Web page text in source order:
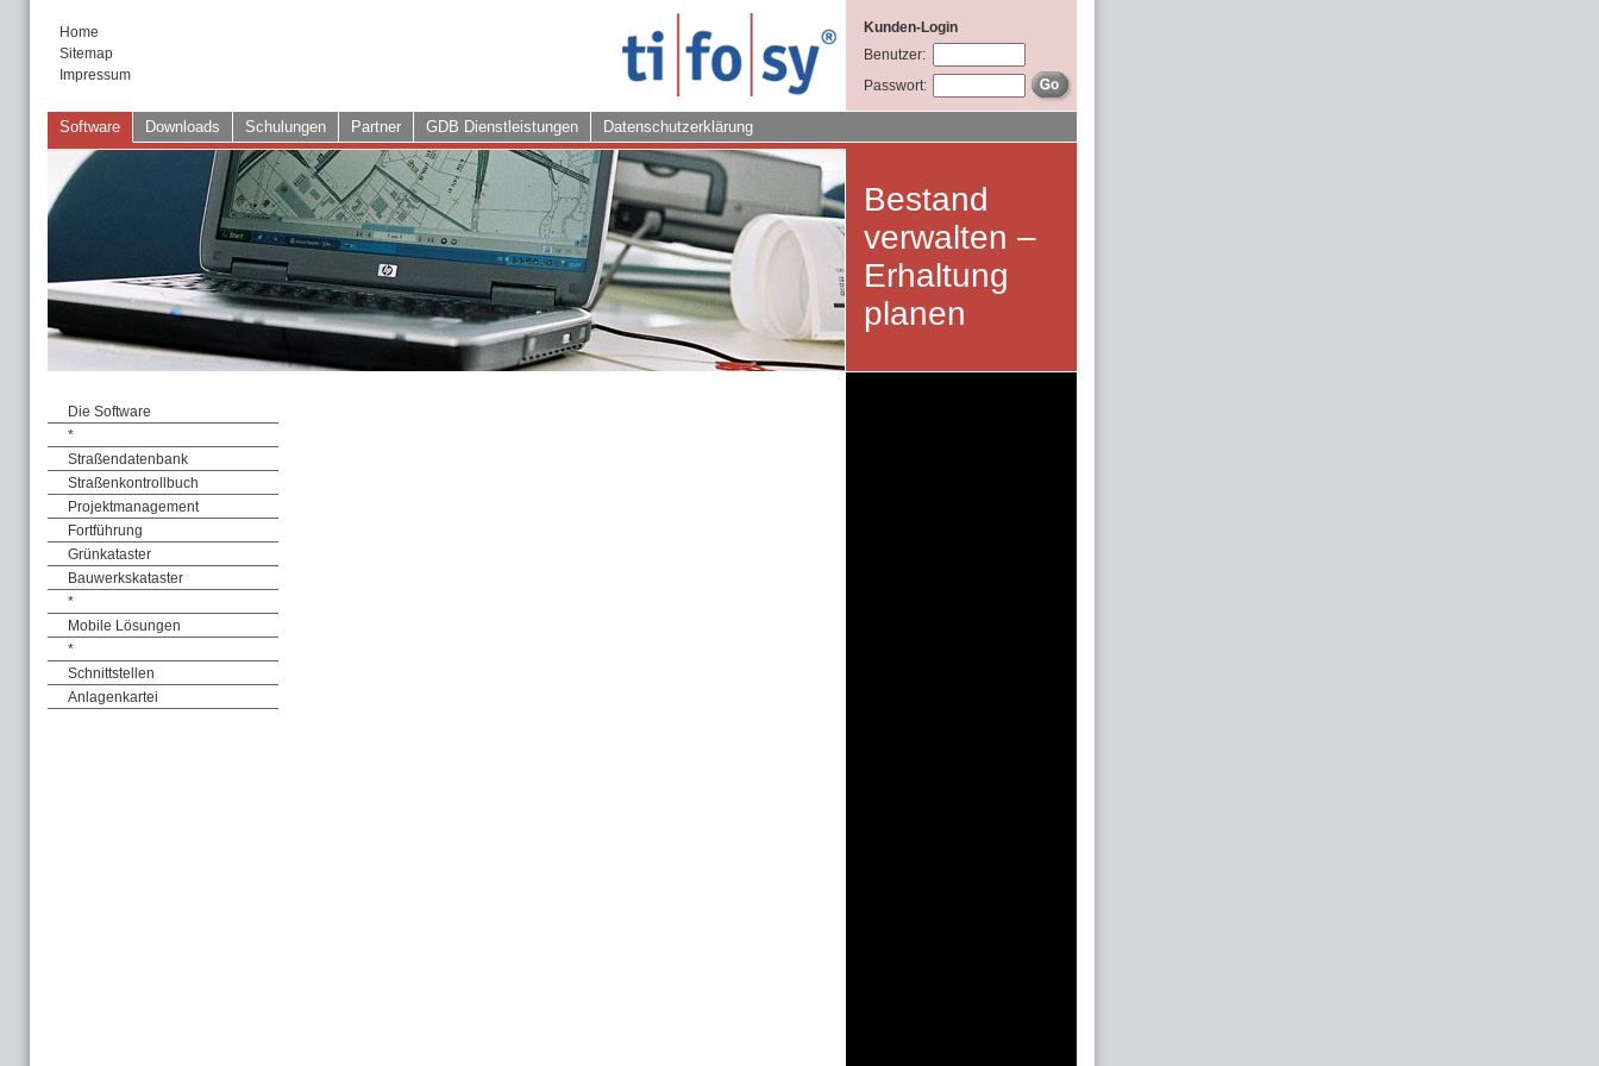
Home
Sitemap
Impressum
Kunden-Login
Benutzer:
Passwort:
Software Downloads Schulungen Partner GDB Dienstleistungen Datenschutzerklärung
Bestand
verwalten –
Erhaltung
planen
Die Software
*
Straßendatenbank
Straßenkontrollbuch
Projektmanagement
Fortführung
Grünkataster
Bauwerkskataster
*
Mobile Lösungen
*
Schnittstellen
Anlagenkartei